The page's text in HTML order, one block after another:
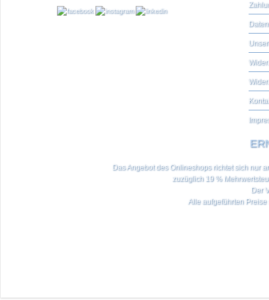
Das Angebot des Onlineshops richtet sich nur
zuzüglich 19 %
Der
Alle aufgeführten